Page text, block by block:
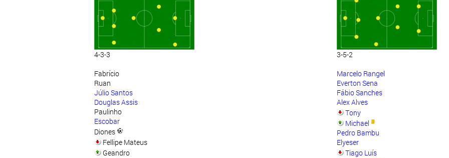
4-3-3
Fabrício
Ruan
Júlio Santos
Douglas Assis
Paulinho
Escobar
Diones
Fellipe Mateus
Geandro
3-5-2
Marcelo Rangel
Everton Sena
Fábio Sanches
Alex Alves
Tony
Michael
Pedro Bambu
Elyeser
Tiago Luís